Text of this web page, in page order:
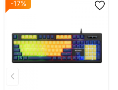
-17%